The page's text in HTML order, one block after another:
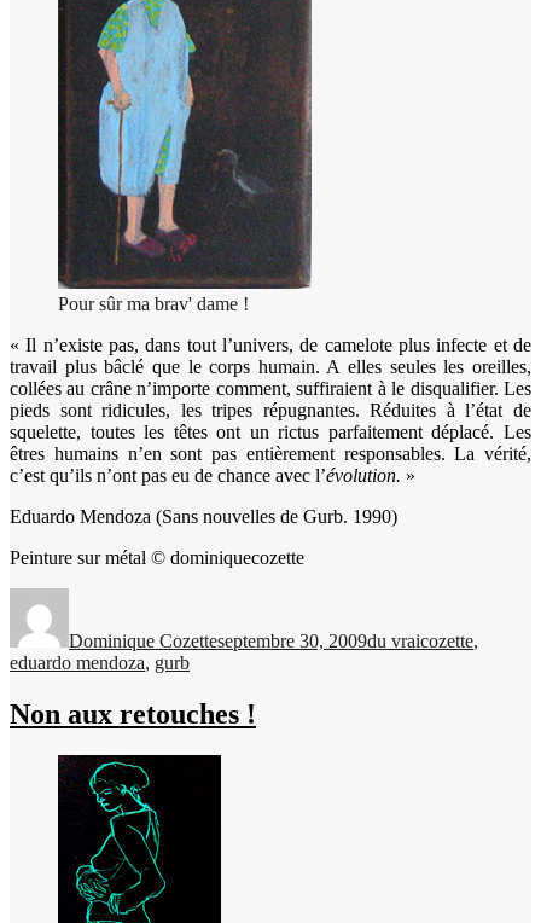
Pour sûr ma brav' dame !
« Il n’existe pas, dans tout l’univers, de camelote plus infecte et de
travail plus bâclé que le corps humain. A elles seules les oreilles,
collées au crâne n’importe comment, suffiraient à le disqualifier. Les
pieds sont ridicules, les tripes répugnantes. Réduites à l’état de
squelette, toutes les têtes ont un rictus parfaitement déplacé. Les
êtres humains n’en sont pas entièrement responsables. La vérité,
c’est qu’ils n’ont pas eu de chance avec l’évolution. »
Eduardo Mendoza (Sans nouvelles de Gurb. 1990)
Peinture sur métal © dominiquecozette
Dominique Cozetteseptembre 30, 2009du vraicozette,
eduardo mendoza, gurb
Non aux retouches !